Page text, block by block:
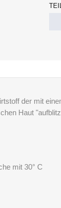
der mit
Haut
mit 30° C